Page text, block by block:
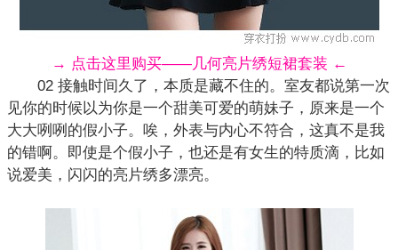
→ 点击这里购买——几何亮片绣短裙套装 ←
02 接触时间久了，本质是藏不住的。室友都说第一次
见你的时候以为你是一个甜美可爱的萌妹子，原来是一个
大大咧咧的假小子。唉，外表与内心不符合，这真不是我
的错啊。即使是个假小子，也还是有女生的特质滴，比如
说爱美，闪闪的亮片绣多漂亮。